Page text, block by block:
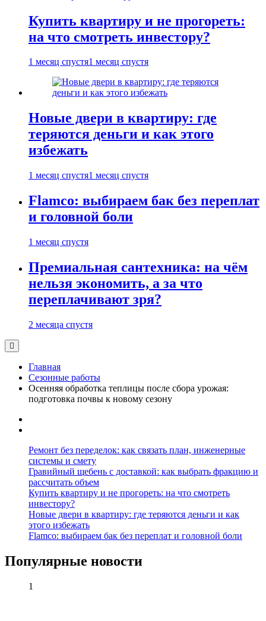
Купить квартиру и не прогореть:
на что смотреть инвестору?
1 месяц спустя1 месяц спустя
Новые двери в квартиру: где
теряются деньги и как этого
избежать
1 месяц спустя1 месяц спустя
Flamco: выбираем бак без переплат
и головной боли
1 месяц спустя
Премиальная сантехника: на чём
нельзя экономить, а за что
переплачивают зря?
2 месяца спустя
Главная
Сезонные работы
Осенняя обработка теплицы после сбора урожая:
подготовка почвы к новому сезону
Ремонт без переделок: как связать план, инженерные
системы и смету
Гравийный щебень с доставкой: как выбрать фракцию и
рассчитать объем
Купить квартиру и не прогореть: на что смотреть
инвестору?
Новые двери в квартиру: где теряются деньги и как
этого избежать
Flamco: выбираем бак без переплат и головной боли
Популярные новости
1